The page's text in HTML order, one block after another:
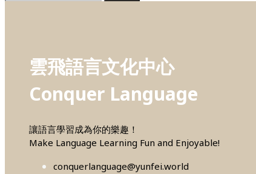
雲飛語言文化中心
Conquer Language
讓語言學習成為你的樂趣！
Make Language Learning Fun and Enjoyable!
conquerlanguage@yunfei.world